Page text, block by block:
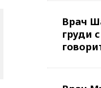
Врач
груди